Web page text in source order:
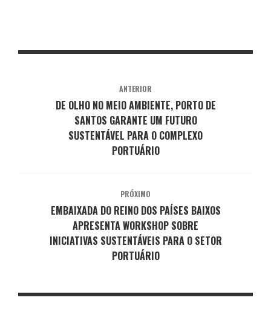
ANTERIOR
DE OLHO NO MEIO AMBIENTE, PORTO DE
SANTOS GARANTE UM FUTURO
SUSTENTÁVEL PARA O COMPLEXO
PORTUÁRIO
PRÓXIMO
EMBAIXADA DO REINO DOS PAÍSES BAIXOS
APRESENTA WORKSHOP SOBRE
INICIATIVAS SUSTENTÁVEIS PARA O SETOR
PORTUÁRIO